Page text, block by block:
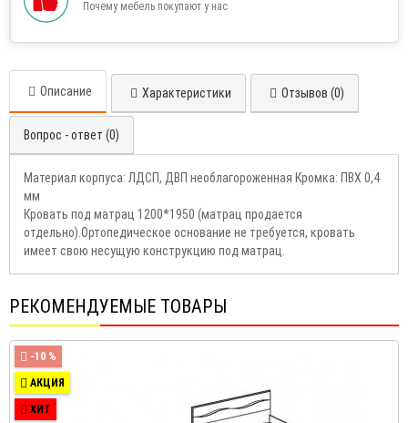
Почему мебель покупают у нас
Описание Характеристики Отзывов (0)
Вопрос - ответ (0)
Материал корпуса: ЛДСП, ДВП необлагороженная Кромка: ПВХ 0,4
мм
Кровать под матрац 1200*1950 (матрац продается
отдельно).Ортопедическое основание не требуется, кровать
имеет свою несущую конструкцию под матрац.
РЕКОМЕНДУЕМЫЕ ТОВАРЫ
-10 %
АКЦИЯ
ХИТ